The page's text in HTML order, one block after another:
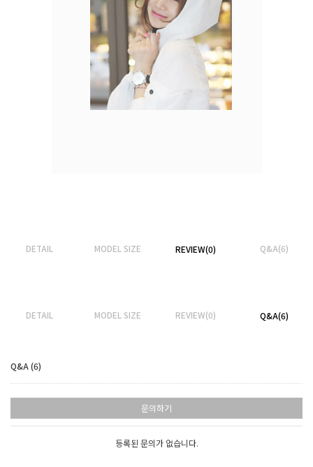
DETAIL MODEL SIZE REVIEW(0) Q&A(6)
DETAIL MODEL SIZE REVIEW(0) Q&A(6)
Q&A (6)
문의하기
등록된 문의가 없습니다.